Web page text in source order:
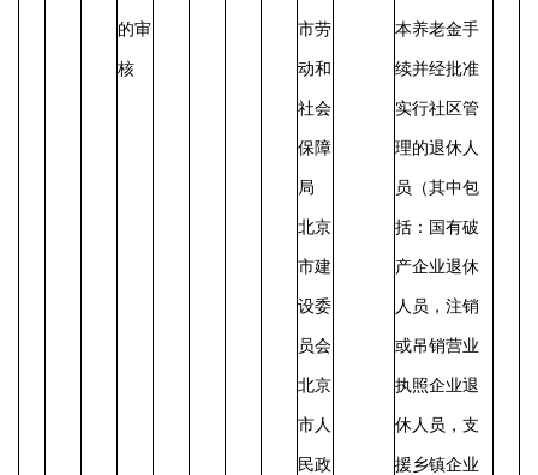
的审
核
市劳
动和
社会
保障
局
北京
市建
设委
员会
北京
市人
民政
本养老金手
续并经批准
实行社区管
理的退休人
员（其中包
括：国有破
产企业退休
人员，注销
或吊销营业
执照企业退
休人员，支
援乡镇企业